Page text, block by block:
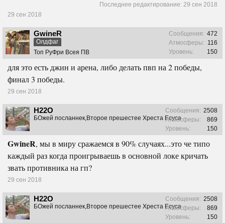
Последнее редактирование: 29 сен 2018
29 сен 2018
GwineR
Олдфаг
Топ РуФри Всея ПВ
Сообщения: 472
Атмосферы: 116
Уровень:
150
для это есть джин и арена, либо делать пвп на 2 победы,
финал 3 победы.
29 сен 2018
H22O
БОжей посланнек,Второе прешестее Хреста Есуса
Сообщения: 2508
Атмосферы:
869
Уровень:
150
GwineR, мы в миру сражаемся в 90% случаях...это че типо
каждый раз когда проигрываешь в основной локе кричать
звать противника на гп?
29 сен 2018
H22O
БОжей посланнек,Второе прешестее Хреста Есуса
Сообщения: 2508
Атмосферы:
869
Уровень:
150